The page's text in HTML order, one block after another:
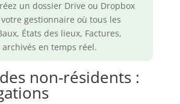
un dossier Drive ou Dropbox
gestionnaire où tous les
États des lieux, Factures,
archivés en temps réel.
non-résidents :